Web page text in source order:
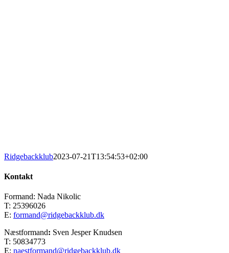
Ridgebackklub2023-07-21T13:54:53+02:00
Kontakt
Formand: Nada Nikolic
T: 25396026
E: formand@ridgebackklub.dk
Næstformand: Sven Jesper Knudsen
T: 50834773
E: naestformand@ridgebackklub.dk